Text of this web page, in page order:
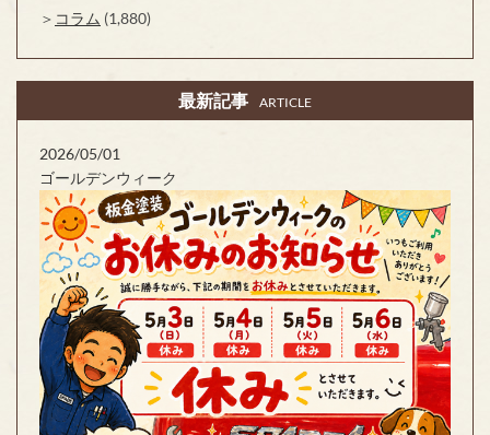
コラム (1,880)
最新記事 ARTICLE
2026/05/01
ゴールデンウィーク